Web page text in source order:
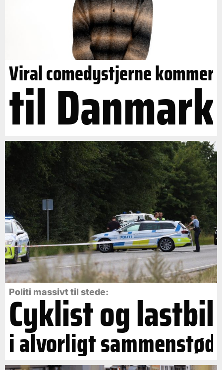
Viral comedystjerne kommer
til Danmark
Politi massivt til stede:
Cyklist og lastbil
i alvorligt sammenstød